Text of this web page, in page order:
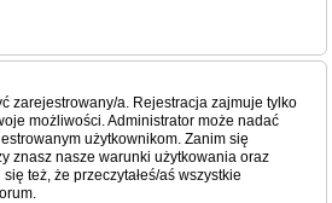
zarejestrowany/a. Rejestracja zajmuje tylko
możliwości. Administrator może nadać
użytkownikom. Zanim się
znasz nasze warunki użytkowania oraz
też, że przeczytałeś/aś wszystkie